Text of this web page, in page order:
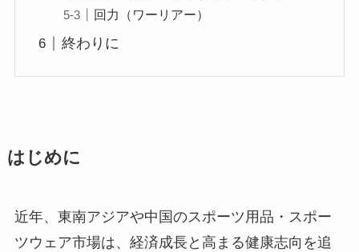
回力（ワーリアー）
終わりに
はじめに
近年、東南アジアや中国のスポーツ用品・スポー
ツウェア市場は、経済成長と高まる健康志向を追